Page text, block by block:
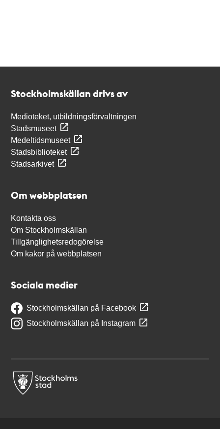
Stockholmskällan drivs av
Medioteket, utbildningsförvaltningen
Stadsmuseet
Medeltidsmuseet
Stadsbiblioteket
Stadsarkivet
Om webbplatsen
Kontakta oss
Om Stockholmskällan
Tillgänglighetsredogörelse
Om kakor på webbplatsen
Sociala medier
Stockholmskällan på Facebook
Stockholmskällan på Instagram